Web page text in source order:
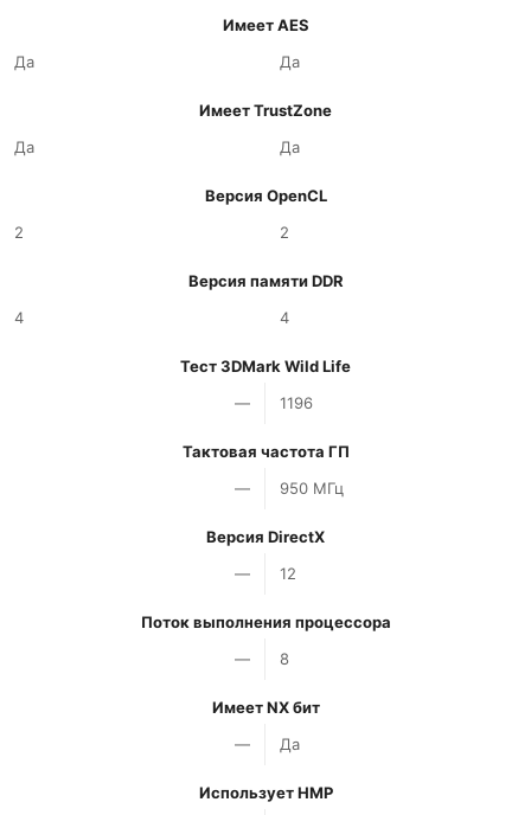
Имеет AES
Да
Да
Имеет TrustZone
Да
Да
Версия OpenCL
2
2
Версия памяти DDR
4
4
Тест 3DMark Wild Life
—
1196
Тактовая частота ГП
—
950 МГц
Версия DirectX
—
12
Поток выполнения процессора
—
8
Имеет NX бит
—
Да
Использует HMP